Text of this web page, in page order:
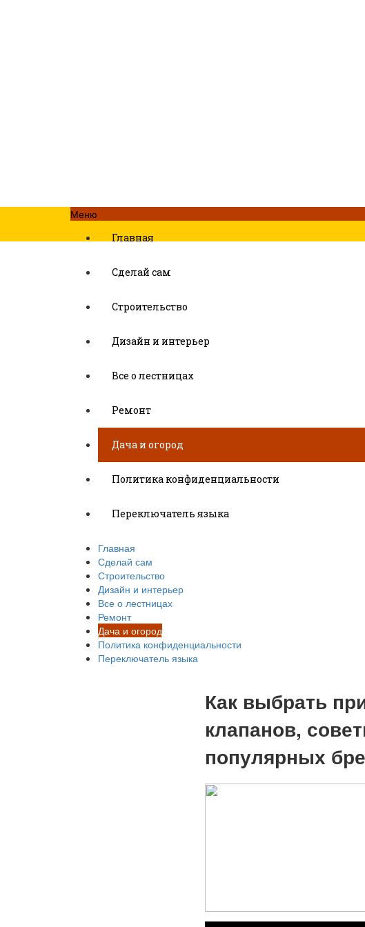
Меню
Главная
Сделай сам
Строительство
Дизайн и интерьер
Все о лестницах
Ремонт
Дача и огород
Политика конфиденциальности
Переключатель языка
Главная
Сделай сам
Строительство
Дизайн и интерьер
Все о лестницах
Ремонт
Дача и огород
Политика конфиденциальности
Переключатель языка
Как выбрать
клапанов,
популярных